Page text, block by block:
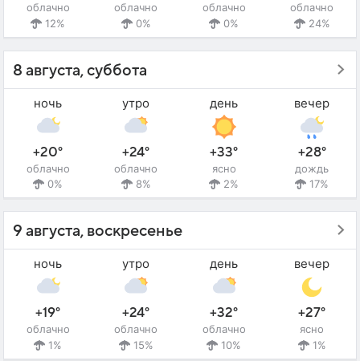
облачно
12%
облачно
0%
облачно
0%
облачно
24%
8 августа, суббота
ночь
+20°
облачно
0%
утро
+24°
облачно
8%
день
+33°
ясно
2%
вечер
+28°
дождь
17%
9 августа, воскресенье
ночь
+19°
облачно
1%
утро
+24°
облачно
15%
день
+32°
облачно
10%
вечер
+27°
ясно
1%